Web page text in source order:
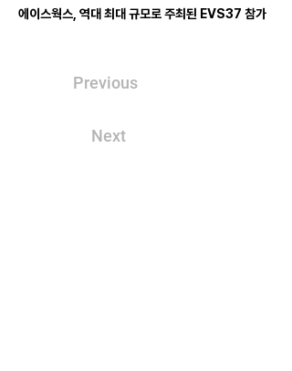
에이스웍스, 역대 최대 규모로 주최된 EVS37 참가
Previous
Next